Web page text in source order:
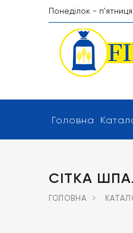
Понеділок -
Головна
СІТКА
ГОЛОВНА